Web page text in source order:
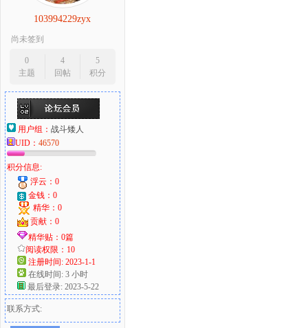
103994229zyx
尚未签到
0
主题
4
回帖
5
积分
用户组： 战斗矮人
UID： 46570
积分信息:
浮云：0
金钱：0
精华：0
贡献：0
精华贴：0篇
阅读权限：10
注册时间: 2023-1-1
在线时间: 3 小时
最后登录: 2023-5-22
联系方式: